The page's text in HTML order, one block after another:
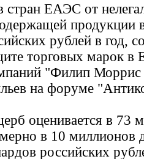
ЕАЭС от
продукции
рублей в год,
торговых марок
"Филип
на форуме
оценивается в 73
в 10 миллионов
российских